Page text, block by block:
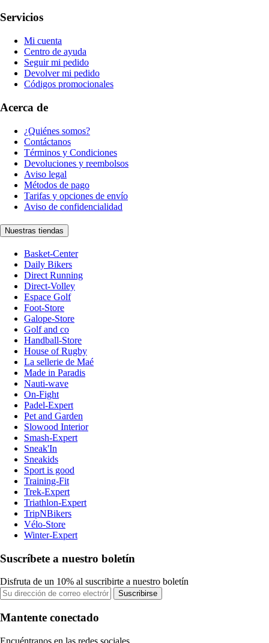
Servicios
Mi cuenta
Centro de ayuda
Seguir mi pedido
Devolver mi pedido
Códigos promocionales
Acerca de
¿Quiénes somos?
Contáctanos
Términos y Condiciones
Devoluciones y reembolsos
Aviso legal
Métodos de pago
Tarifas y opciones de envío
Aviso de confidencialidad
Nuestras tiendas
Basket-Center
Daily Bikers
Direct Running
Direct-Volley
Espace Golf
Foot-Store
Galope-Store
Golf and co
Handball-Store
House of Rugby
La sellerie de Maé
Made in Paradis
Nauti-wave
On-Fight
Padel-Expert
Pet and Garden
Slowood Interior
Smash-Expert
Sneak'In
Sneakids
Sport is good
Training-Fit
Trek-Expert
Triathlon-Expert
TripNBikers
Vélo-Store
Winter-Expert
Suscríbete a nuestro boletín
Disfruta de un 10% al suscribirte a nuestro boletín
Suscribirse
Mantente conectado
Encuéntranos en las redes sociales